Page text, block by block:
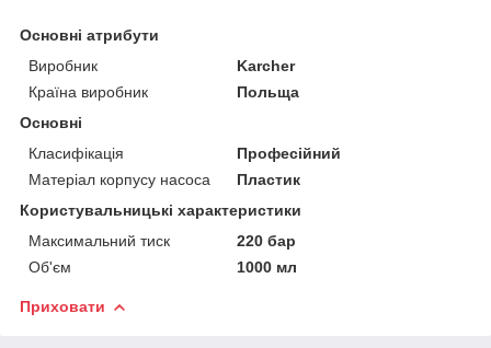
Основні атрибути
Виробник
Karcher
Країна виробник
Польща
Основні
Класифікація
Професійний
Матеріал корпусу насоса
Пластик
Користувальницькі характеристики
Максимальний тиск
220 бар
Об'єм
1000 мл
Приховати